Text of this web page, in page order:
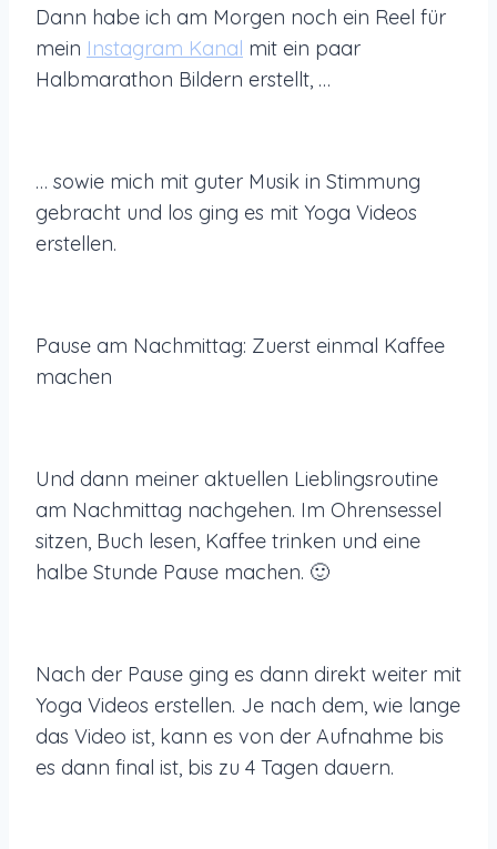
Dann habe ich am Morgen noch ein Reel für
mein Instagram Kanal mit ein paar
Halbmarathon Bildern erstellt, …
… sowie mich mit guter Musik in Stimmung
gebracht und los ging es mit Yoga Videos
erstellen.
Pause am Nachmittag: Zuerst einmal Kaffee
machen
Und dann meiner aktuellen Lieblingsroutine
am Nachmittag nachgehen. Im Ohrensessel
sitzen, Buch lesen, Kaffee trinken und eine
halbe Stunde Pause machen. 🙂
Nach der Pause ging es dann direkt weiter mit
Yoga Videos erstellen. Je nach dem, wie lange
das Video ist, kann es von der Aufnahme bis
es dann final ist, bis zu 4 Tagen dauern.